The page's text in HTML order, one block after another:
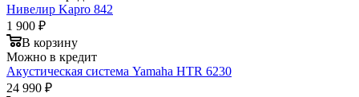
Нивелир Kapro 842
1 900 ₽
В корзину
Можно в кредит
Акустическая система Yamaha HTR 6230
24 990 ₽